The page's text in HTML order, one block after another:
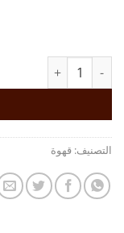
كمية متة خارطة –
التصنيف: قهوة